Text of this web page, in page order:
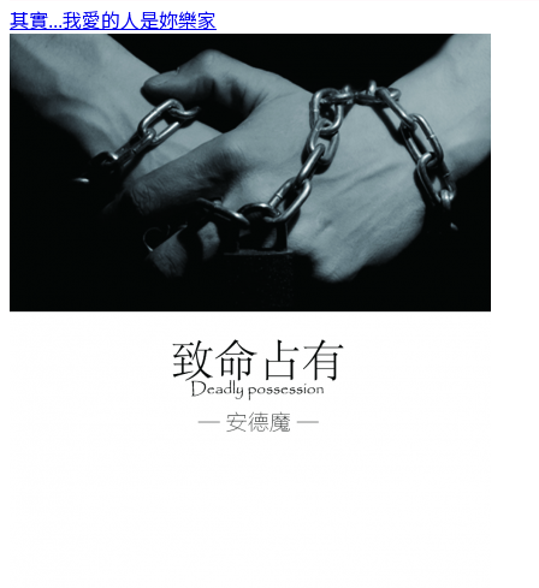
其實...我愛的人是妳樂家